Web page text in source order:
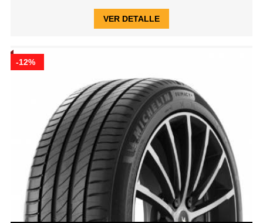
VER DETALLE
-12%